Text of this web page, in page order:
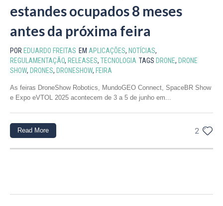
estandes ocupados 8 meses
antes da próxima feira
POR EDUARDO FREITAS EM APLICAÇÕES, NOTÍCIAS,
REGULAMENTAÇÃO, RELEASES, TECNOLOGIA TAGS DRONE, DRONE
SHOW, DRONES, DRONESHOW, FEIRA
As feiras DroneShow Robotics, MundoGEO Connect, SpaceBR Show
e Expo eVTOL 2025 acontecem de 3 a 5 de junho em...
2
Read More